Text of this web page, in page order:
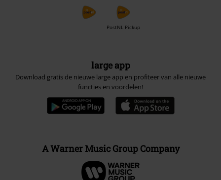
PostNL Pickup
large app
Download gratis de nieuwe large app en profiteer van alle nieuwe
functies en voordelen!
A Warner Music Group Company